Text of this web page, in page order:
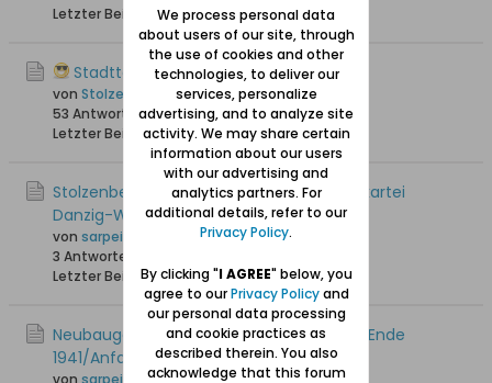
Letzter Beitrag
10.03.2019, 21:41
Stadtteil Stolzenberg
von Stolzenbergerin
53 Antworten93.068 Hits0 Likes
Letzter Beitrag28.06.2018, 18:23
Stolzenberger Straßen in der Heimatortskartei
Danzig-Westpreussen
von sarpei
3 Antworten
Letzter Beitrag 17.09.2017, 17:32
Neubaugebiet Stolzenberg - Namen von Ende
1941/Anfang 1942
von sarpei
We process personal data
about users of our site, through
the use of cookies and other
technologies, to deliver our
services, personalize
advertising, and to analyze site
activity. We may share certain
information about our users
with our advertising and
analytics partners. For
additional details, refer to our
Privacy Policy.
By clicking "I AGREE" below, you
agree to ourPrivacy Policyand
our personal data processing
and cookie practices as
described therein. You also
acknowledge that this forum